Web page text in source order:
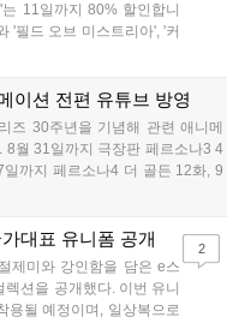
11일까지 80% 할인합니
'필드 오브 미스트리아', '커
, 7일 출시된 '마블 투혼'은
랜드'는 7년 만의 대규모 업
인 중입니다....
이션 전편 유튜브 방영
즈 30주년을 기념해 관련 애니메
8월 31일까지 극장판 페르소나3 4
까지 페르소나4 더 골든 12화, 9
시리즈가 순차 공개됩니다. 또한
니다....
대표 유니폼 공개
제미와 강인함을 담은 e스
션을 공개했다. 이번 유니
용될 예정이며, 일상복으로
2